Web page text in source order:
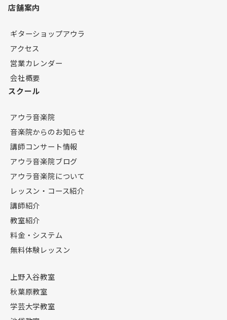
店舗案内
ギターショップアウラ
アクセス
営業カレンダー
会社概要
スクール
アウラ音楽院
音楽院からのお知らせ
講師コンサート情報
アウラ音楽院ブログ
アウラ音楽院について
レッスン・コース紹介
講師紹介
教室紹介
料金・システム
無料体験レッスン
上野入谷教室
秋葉原教室
学芸大学教室